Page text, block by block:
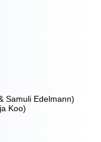
Samuli Edelmann)
Koo)